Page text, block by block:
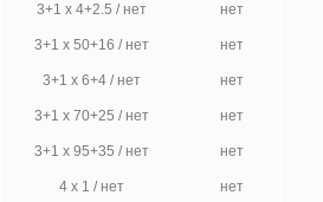
3+1 х 4+2.5 / нет нет
3+1 х 50+16 / нет нет
3+1 х 6+4 / нет нет
3+1 х 70+25 / нет нет
3+1 х 95+35 / нет нет
4 х 1 / нет нет